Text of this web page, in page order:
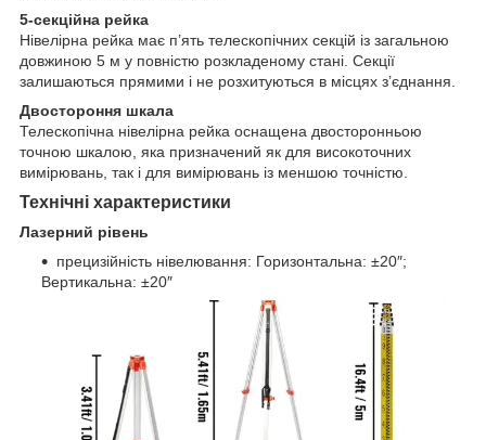
5-секційна рейка
Нівелірна рейка має п’ять телескопічних секцій із загальною
довжиною 5 м у повністю розкладеному стані.​ Секції
залишаються прямими і не розхитуються в місцях з’єднання.
Двостороння шкала
Телескопічна нівелірна рейка оснащена двосторонньою
точною шкалою,​ яка призначений як для високоточних
вимірювань,​ так і для вимірювань із меншою точністю.
Технічні характеристики
Лазерний рівень
прецизійність нівелювання:​ Горизонтальна:​ ±20″;​
Вертикальна:​ ±20″